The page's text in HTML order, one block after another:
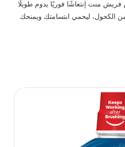
فريش منت إنتعاشًا فوريًا يدوم طويلًا
من الكحول، ليحمي ابتسامتك ويمنحك